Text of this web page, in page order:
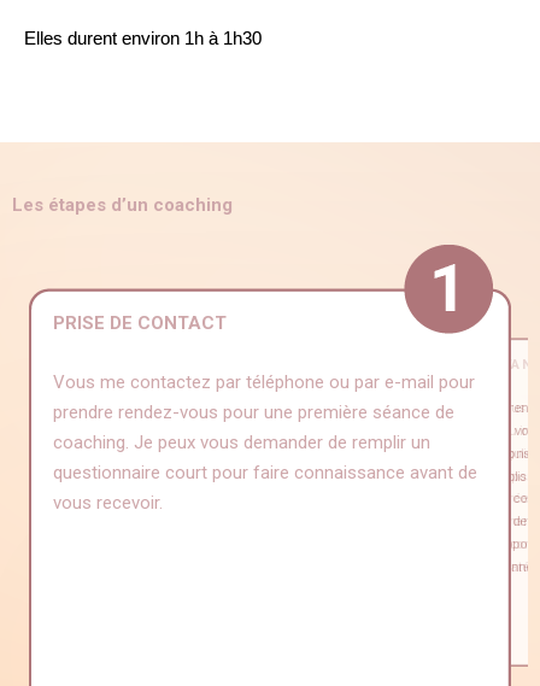
Elles durent environ 1h à 1h30
Les étapes d’un coaching
PRISE DE CONTACT
Vous me contactez par téléphone ou par e-mail pour
prendre rendez-vous pour une première séance de
coaching. Je peux vous demander de remplir un
questionnaire court pour faire connaissance avant de
vous recevoir.
Lors de la première séance, nous
faire connaissance, de comprendre
votre problématique. Nous définissons
objectifs et vos attentes. Nous
les règles de fonctionnement et de
notre collaboration. Selon le thème de
accompagnement, je peux vous
un questionnaire d’évaluation
Nous
peu
durée